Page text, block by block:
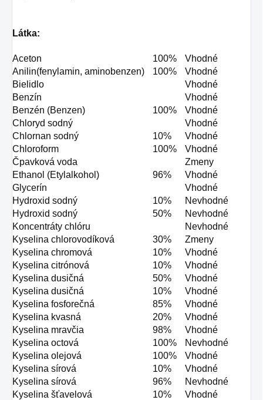
Látka:
Aceton 100%
Vhodné
Anilin(fenylamin, aminobenzen)
100%
Vhodné
Bielidlo
Vhodné
Benzín
Vhodné
Benzén (Benzen)
100%
Vhodné
Chloryd sodný
Vhodné
Chlornan sodný
10%
Vhodné
Chloroform
100%
Vhodné
Čpavková voda
Zmeny
Ethanol (Etylalkohol)
96%
Vhodné
Glycerín
Vhodné
Hydroxid sodný
10%
Nevhodné
Hydroxid sodný
50%
Nevhodné
Koncentráty chlóru
Nevhodné
Kyselina chlorovodíková
30%
Zmeny
Kyselina chromová
10%
Vhodné
Kyselina citrónová
10%
Vhodné
Kyselina dusičná
50%
Vhodné
Kyselina dusičná
10%
Vhodné
Kyselina fosforečná
85%
Vhodné
Kyselina kvasná
20%
Vhodné
Kyselina mravčia
98%
Vhodné
Kyselina octová
100%
Nevhodné
Kyselina olejová
100%
Vhodné
Kyselina sírová
10%
Vhodné
Kyselina sírová
96%
Nevhodné
Kyselina šťavelová
10%
Vhodné